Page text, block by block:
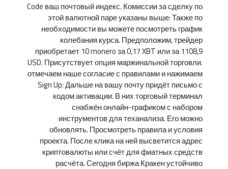
Code ваш почтовый индекс. Комиссии за сделку по
этой валютной паре указаны выше: Также по
необходимости вы можете посмотреть график
колебания курса. Предположим, трейдер
приобретает 10 monero за 0,17 XBT или за 1108,9
USD. Присутствует опция маржинальной торговли.
отмечаем наше согласие с правилами и нажимаем
Sign Up: Дальше на вашу почту придёт письмо с
кодом активации. В них торговый терминал
снабжён онлайн-графиком с набором
инструментов для теханализа. Его можно
обновлять. Просмотреть правила и условия
проекта. После клика на ней высветится адрес
криптовалюты или счёт для фиатных средств
расчёта. Сегодня биржа Кракен устойчиво